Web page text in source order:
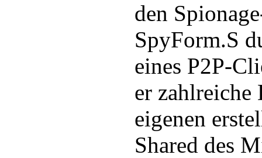
den
SpyForm.S
eines P2P-
er zahlreiche
eigenen
Shared des